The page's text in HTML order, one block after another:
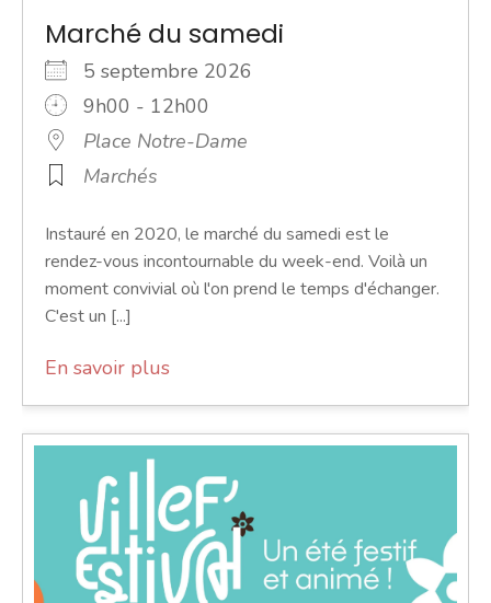
Marché du samedi
5 septembre 2026
9h00 - 12h00
Place Notre-Dame
Marchés
Instauré en 2020, le marché du samedi est le
rendez-vous incontournable du week-end. Voilà un
moment convivial où l'on prend le temps d'échanger.
C'est un [...]
En savoir plus